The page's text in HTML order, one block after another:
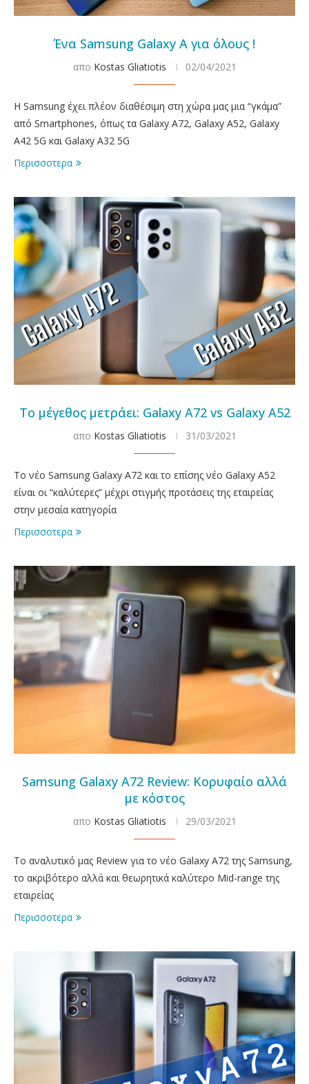
Ένα Samsung Galaxy A για όλους !
απο Kostas Gliatiotis 02/04/2021
Η Samsung έχει πλέον διαθέσιμη στη χώρα μας μια “γκάμα”
από Smartphones, όπως τα Galaxy A72, Galaxy A52, Galaxy
A42 5G και Galaxy A32 5G
Περισσοτερα
Το μέγεθος μετράει: Galaxy A72 vs Galaxy A52
απο Kostas Gliatiotis 31/03/2021
To νέο Samsung Galaxy A72 και το επίσης νέο Galaxy A52
είναι οι “καλύτερες” μέχρι στιγμής προτάσεις της εταιρείας
στην μεσαία κατηγορία
Περισσοτερα
Samsung Galaxy A72 Review: Κορυφαίο αλλά
με κόστος
απο Kostas Gliatiotis 29/03/2021
Το αναλυτικό μας Review για το νέο Galaxy A72 της Samsung,
το ακριβότερο αλλά και θεωρητικά καλύτερο Mid-range της
εταιρείας
Περισσοτερα